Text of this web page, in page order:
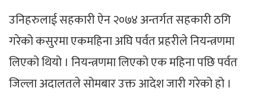
उनिहरुलाई सहकारी ऐन २०७४ अन्तर्गत सहकारी ठगि
गरेको कसुरमा एकमहिना अघि पर्वत प्रहरीले नियन्त्रणमा
लिएको थियो । नियन्त्रणमा लिएको एक महिना पछि पर्वत
जिल्ला अदालतले सोमबार उक्त आदेश जारी गरेको हो ।